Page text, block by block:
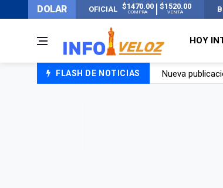
DOLAR OFICIAL $1470.00
COMPRA
$1520.00
VENTA
HOY
FLASH DE NOTICIAS
Nueva
Un joven murió